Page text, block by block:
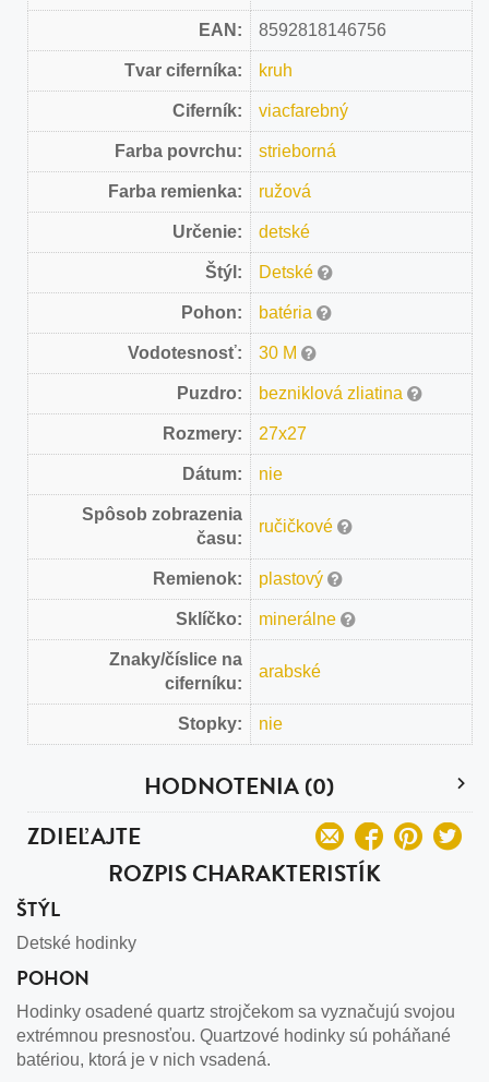
EAN: 8592818146756
Tvar ciferníka: kruh
Ciferník: viacfarebný
Farba povrchu: strieborná
Farba remienka: ružová
Určenie: detské
Štýl: Detské
Pohon: batéria
Vodotesnosť: 30 M
Puzdro: bezniklová zliatina
Rozmery: 27x27
Dátum: nie
Spôsob zobrazenia
času:
ručičkové
Remienok: plastový
Sklíčko: minerálne
Znaky/číslice na
ciferníku:
arabské
Stopky: nie
HODNOTENIA (0)
ZDIEĽAJTE
ROZPIS CHARAKTERISTÍK
ŠTÝL
Detské hodinky
POHON
Hodinky osadené quartz strojčekom sa vyznačujú svojou
extrémnou presnosťou. Quartzové hodinky sú poháňané
batériou, ktorá je v nich vsadená.